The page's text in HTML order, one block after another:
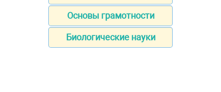
Основы грамотности
Биологические науки